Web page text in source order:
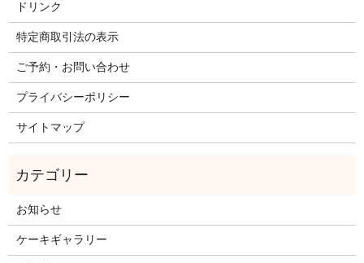
ドリンク
特定商取引法の表示
ご予約・お問い合わせ
プライバシーポリシー
サイトマップ
お知らせ
ケーキギャラリー